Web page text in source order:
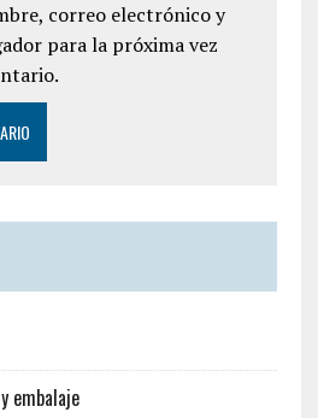
correo electrónico y
para la próxima vez
embalaje